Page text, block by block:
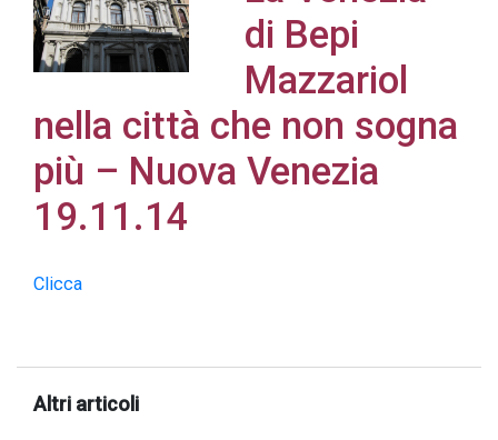
di Bepi
Mazzariol
nella città che non sogna
più – Nuova Venezia
19.11.14
Clicca
Altri articoli
all'uso dei
miei dati
personali in
accordo